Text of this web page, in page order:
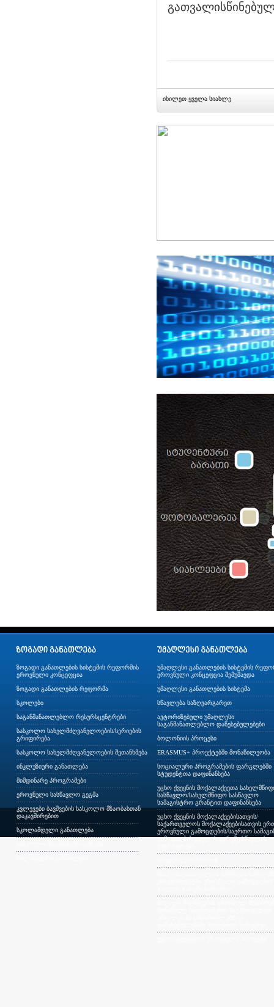
იხილეთ ყველა სიახლე
ზოგადი განათლების სისტემის რეფორმის
ეროვნული კონცეფცია
ზოგადი განათლების რეფორმა
სკოლები
საგანმანათლებლო რესურსცენტრები
სასკოლო სახელმძღვანელოების/სერიების
გრიფირება
სასკოლო სახელმძღვანელოების შეთანხმება
ინკლუზიური განათლება
მიმდინარე პროგრამები
ეროვნული სასწავლო გეგმა
კვლევები ბავშვების სასკოლო მზაობასთან
დაკავშირებით
სკოლამდელი განათლება
უმაღლესი განათლების სისტემის
ეროვნული კონცეფცია შემუშავდა
უმაღლესი განათლების სისტემა
სწავლება საზღვარგარეთ
ავტორიზებული უმაღლესი
საგანმანათლებლო დაწესებულებები
ბოლონიის პროცესი
ERASMUS+ პროექტებში მონაწილეობა
სოციალური პროგრამების ფარგლებში
სტუდენტთა დაფინანსება
უცხო ქვეყნის მოქალაქეეთა
სასწავლო/სახელმწიფო სასწავლო
სამაგისტრო გრანტით დაფინანსება
უცხო ქვეყნის მოქალაქეებისათვის/
საქართველოს მოქალაქეებისათვის
ეროვნული გამოცდების/საერთო
გამოცდების გავლის გარეშე სწავლის